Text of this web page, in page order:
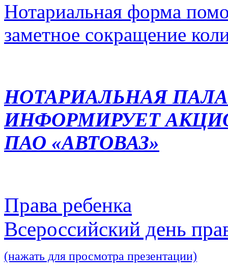
Нотариальная форма
заметное сокращение
НОТАРИАЛЬНАЯ
ИНФОРМИРУЕТ
ПАО «АВТОВАЗ»
Права ребенка
Всероссийский день
(нажать для просмотра презентации)